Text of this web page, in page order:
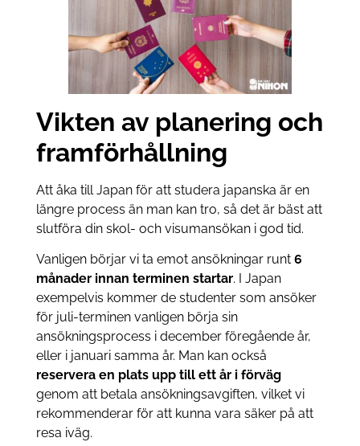
Vikten av planering och
framförhållning
Att åka till Japan för att studera japanska är en
längre process än man kan tro, så det är bäst att
slutföra din skol- och visumansökan i god tid.
Vanligen börjar vi ta emot ansökningar runt 6
månader innan terminen startar. I Japan
exempelvis kommer de studenter som ansöker
för juli-terminen vanligen börja sin
ansökningsprocess i december föregående år,
eller i januari samma år. Man kan också
reservera en plats upp till ett år i förväg
genom att betala ansökningsavgiften, vilket vi
rekommenderar för att kunna vara säker på att
resa iväg.